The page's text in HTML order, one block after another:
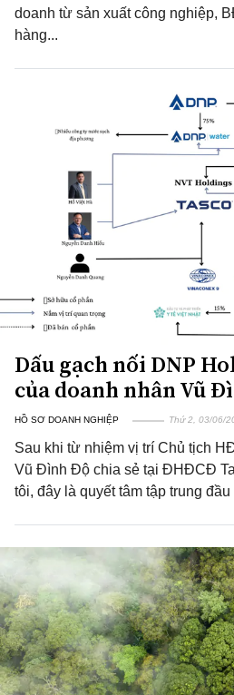
doanh từ sản xuất công nghiệp,
hàng...
Dấu gạch nối DNP
của doanh nhân Vũ
HỒ SƠ DOANH NGHIỆP Thứ 2, 03/06/
Sau khi từ nhiệm vị trí Chủ tịch
Vũ Đình Độ chia sẻ tại ĐHĐCĐ
tôi, đây là quyết tâm tập trung đầu